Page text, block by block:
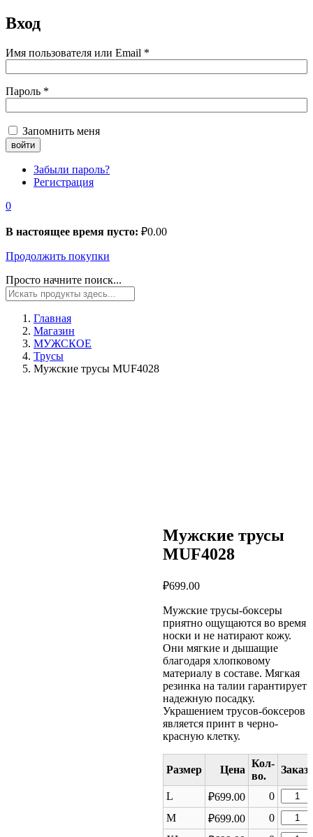
Вход
Имя пользователя или Email *
Пароль *
Запомнить меня
Забыли пароль?
Регистрация
0
В настоящее время пусто: ₽0.00
Продолжить покупки
Просто начните поиск...
Главная
Магазин
МУЖСКОЕ
Трусы
Мужские трусы MUF4028
Мужские трусы
MUF4028
₽699.00
Мужские трусы-боксеры
приятно ощущаются во время
носки и не натирают кожу.
Они мягкие и дышащие
благодаря хлопковому
материалу в составе. Мягкая
резинка на талии гарантирует
надежную посадку.
Украшением трусов-боксеров
является принт в черно-
красную клетку.
Размер Цена
L ₽699.00 0
товара
трусы
M ₽699.00 0
товара